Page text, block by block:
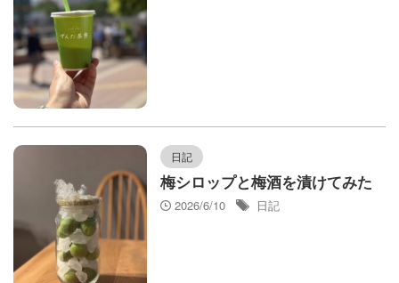
日記
梅シロップと梅酒を漬けてみた
2026/6/10
日記